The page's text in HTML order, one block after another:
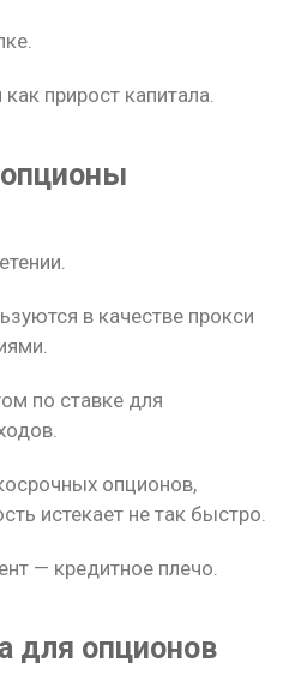
прирост капитала.
в качестве прокси
по ставке для
опционов,
истекает не так быстро.
— кредитное плечо.
для опционов